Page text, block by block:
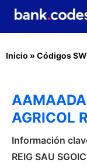
Inicio » Códigos
AGRICOL
Información
REIG SAU SGOIC